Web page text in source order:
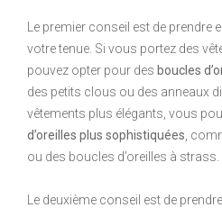
Le premier conseil est de prendre
votre tenue. Si vous portez des
pouvez opter pour des boucles
des petits clous ou des anneaux
vêtements plus élégants, vous
d’oreilles plus sophistiquées ,
ou des boucles d’oreilles à strass.
Le deuxième conseil est de